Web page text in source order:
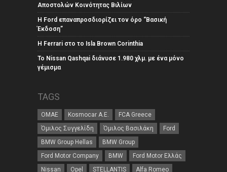
Αποστολών Κοινότητας Βιλίων
Η Ford επαναπροσδιορίζει τον όρο “Βασική
Έκδοση”
Η Ferrari στο το Isla Brown Corinthia
Το Nissan Qashqai διάνυσε 1.980 χλμ. με ένα μόνο
γέμισμα
TAGS
ΟΜΑΕ Kosmocar Α.Ε.
FCA Greece
Όμιλος Συγγελίδη
Όμιλος Βασιλάκη
Ford
BMW Group Hellas
BMW Group
Ford Motor Company
BMW
Ford Motor Ελλάς
Nissan
Opel STELLANTIS Alfa Romeo